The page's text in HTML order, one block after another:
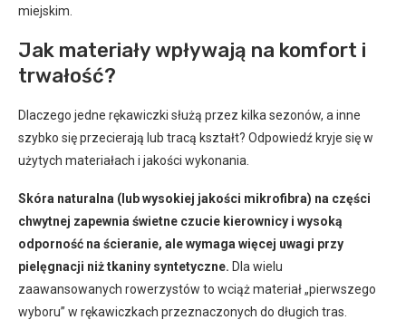
miejskim.
Jak materiały wpływają na komfort i
trwałość?
Dlaczego jedne rękawiczki służą przez kilka sezonów, a inne
szybko się przecierają lub tracą kształt? Odpowiedź kryje się w
użytych materiałach i jakości wykonania.
Skóra naturalna (lub wysokiej jakości mikrofibra) na części
chwytnej zapewnia świetne czucie kierownicy i wysoką
odporność na ścieranie, ale wymaga więcej uwagi przy
pielęgnacji niż tkaniny syntetyczne. Dla wielu
zaawansowanych rowerzystów to wciąż materiał „pierwszego
wyboru” w rękawiczkach przeznaczonych do długich tras.